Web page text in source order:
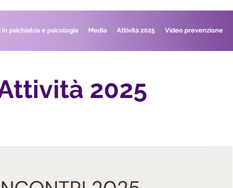
in psichiatria e psicologia Media Attività 2025 Video prevenzione
2025